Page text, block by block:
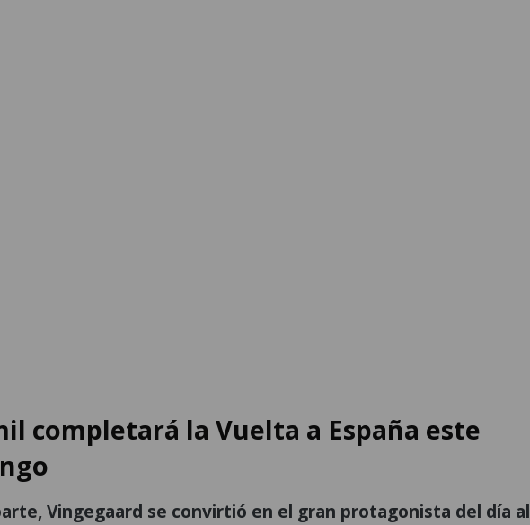
completará la Vuelta a España este
Vingegaard se convirtió en el gran protagonista del día al